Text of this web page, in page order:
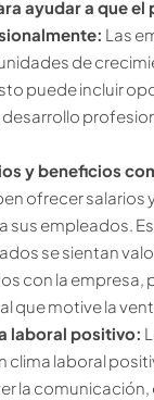
ayudar a que el
Las
de
puede incluir
y beneficios
ofrecer salarios
sus empleados.
se sientan
con la empresa,
que motive la
laboral positivo:
clima laboral
la comunicación,